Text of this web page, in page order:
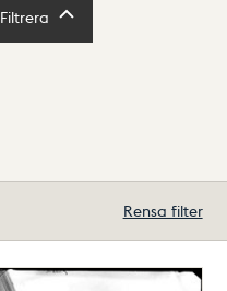
Filtrera
Rensa filter